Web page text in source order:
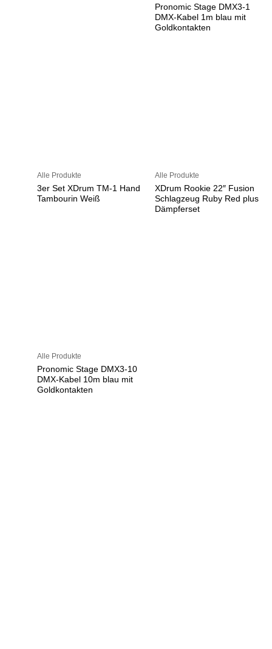
Pronomic Stage DMX3-1
DMX-Kabel 1m blau mit
Goldkontakten
Alle Produkte
3er Set XDrum TM-1 Hand
Tambourin Weiß
Alle Produkte
XDrum Rookie 22″ Fusion
Schlagzeug Ruby Red plus
Dämpferset
Alle Produkte
Pronomic Stage DMX3-10
DMX-Kabel 10m blau mit
Goldkontakten